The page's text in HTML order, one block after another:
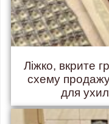
Ліжко, вкрите
схему продажу
для